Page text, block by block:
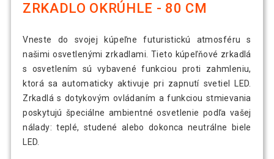
ZRKADLO OKRÚHLE - 80 CM
Vneste do svojej kúpeľne futuristickú atmosféru s
našimi osvetlenými zrkadlami. Tieto kúpeľňové zrkadlá
s osvetlením sú vybavené funkciou proti zahmleniu,
ktorá sa automaticky aktivuje pri zapnutí svetiel LED.
Zrkadlá s dotykovým ovládaním a funkciou stmievania
poskytujú špeciálne ambientné osvetlenie podľa vašej
nálady: teplé, studené alebo dokonca neutrálne biele
LED.